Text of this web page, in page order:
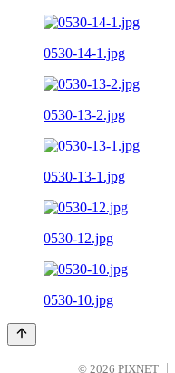
0530-14-1.jpg
0530-13-2.jpg
0530-13-1.jpg
0530-12.jpg
0530-10.jpg
© 2026 PIXNET